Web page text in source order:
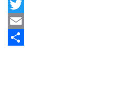
Facebook
Twitter
Email